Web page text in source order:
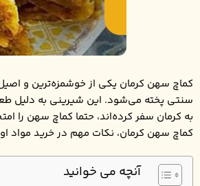
کماچ سهن کرمان یکی از خوشمزه‌ترین و
سنتی پخته می‌شود. این شیرینی به دلیل
به کرمان سفر کرده‌اند، حتما کماچ سهن را
کماچ سهن کرمان، نکات مهم در خرید مواد
آنچه می خوانید